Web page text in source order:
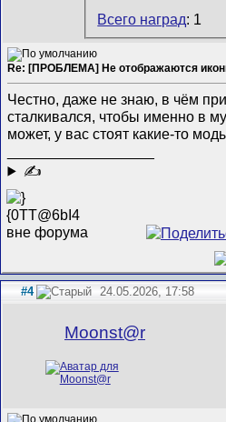
Всего наград: 1
Re: [ПРОБЛЕМА] Не отображаются
Честно, даже не знаю, в чём
сталкивался, чтобы именно в
может, у вас стоят какие-то
✍
#4 24.05.2026, 17:58
Mооnst@r